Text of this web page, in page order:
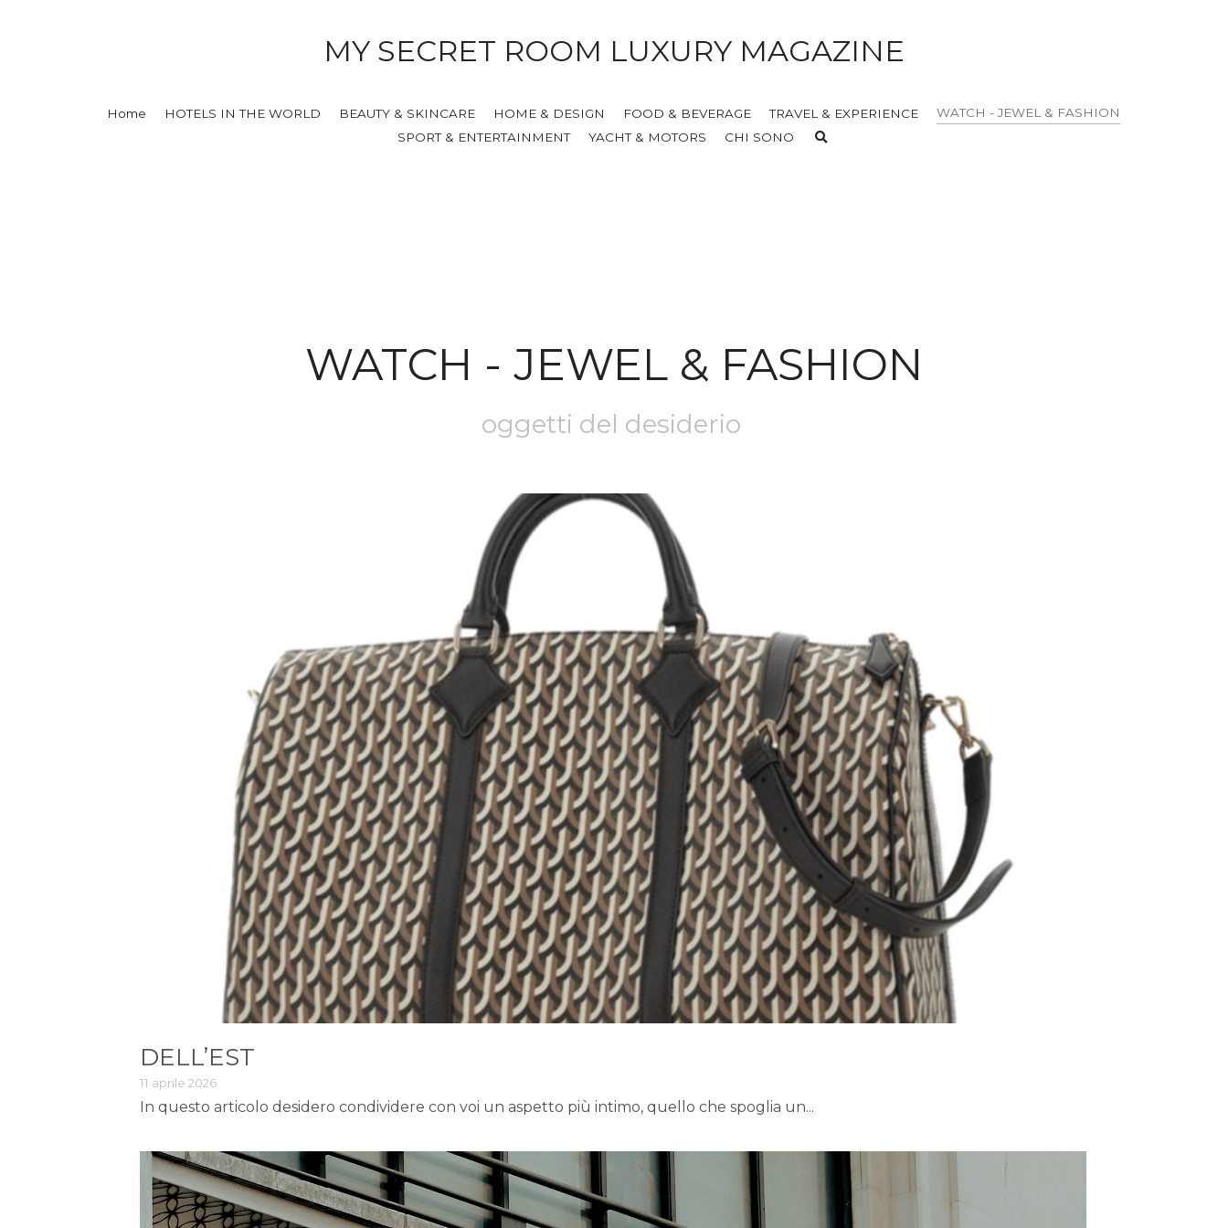
MY SECRET ROOM LUXURY MAGAZINE
Home HOTELS IN THE WORLD BEAUTY & SKINCARE HOME & DESIGN FOOD & BEVERAGE TRAVEL & EXPERIENCE
WATCH - JEWEL & FASHION
SPORT & ENTERTAINMENT
YACHT & MOTORS CHI SONO
DELL’EST
In questo articolo desidero condividere con voi un aspetto più intimo, quello che spoglia un...